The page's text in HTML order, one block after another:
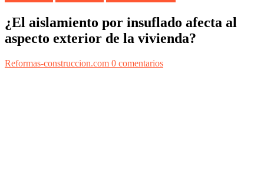
¿El aislamiento por insuflado afecta al
aspecto exterior de la vivienda?
Reformas-construccion.com 0 comentarios